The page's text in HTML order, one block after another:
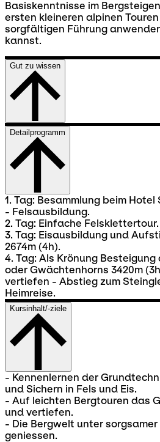
Basiskenntnisse im
ersten kleineren alpinen
sorgfältigen Führung
kannst.
Gut zu wissen
Detailprogramm
1. Tag: Besammlung beim
- Felsausbildung.
2. Tag: Einfache Felsklettertour.
3. Tag: Eisausbildung und
2674m (4h).
4. Tag: Als Krönung
oder Gwächtenhorns 3420m
vertiefen - Abstieg zum
Heimreise.
Kursinhalt/-ziele
- Kennenlernen der
und Sichern in Fels und Eis.
- Auf leichten Bergtouren das
und vertiefen.
- Die Bergwelt unter
geniessen.